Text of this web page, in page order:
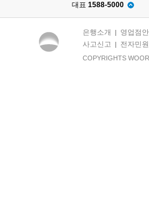
대표 1588-5000
은행소개 | 영업점
사고신고 | 전자민
COPYRIGHTS